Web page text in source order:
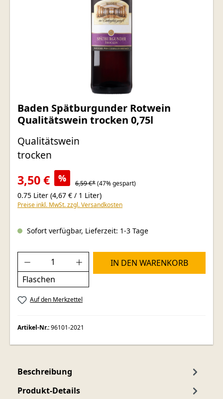
Baden Spätburgunder Rotwein
Qualitätswein trocken 0,75l
trocken
Qualitätswein
3,50 € % 6,59 €*(47% gespart)
0.75 Liter (4,67 € / 1 Liter)
Preise inkl. MwSt. zzgl. Versandkosten
Sofort verfügbar, Lieferzeit: 1-3 Tage
Produkt Anzahl: Gib den gewünschten
Flaschen
IN DEN WARENKORB
Auf den Merkzettel
Artikel-Nr.:96101-2021
Beschreibung
Produkt-Details